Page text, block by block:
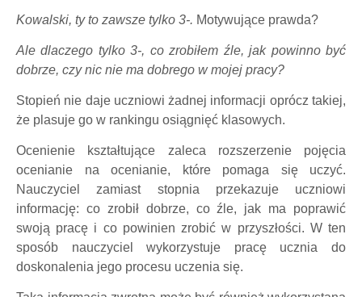
Kowalski, ty to zawsze tylko 3-. Motywujące prawda?
Ale dlaczego tylko 3-, co zrobiłem źle, jak powinno być
dobrze, czy nic nie ma dobrego w mojej pracy?
Stopień nie daje uczniowi żadnej informacji oprócz takiej,
że plasuje go w rankingu osiągnięć klasowych.
Ocenienie kształtujące zaleca rozszerzenie pojęcia
ocenianie na ocenianie, które pomaga się uczyć.
Nauczyciel zamiast stopnia przekazuje uczniowi
informację: co zrobił dobrze, co źle, jak ma poprawić
swoją pracę i co powinien zrobić w przyszłości. W ten
sposób nauczyciel wykorzystuje pracę ucznia do
doskonalenia jego procesu uczenia się.